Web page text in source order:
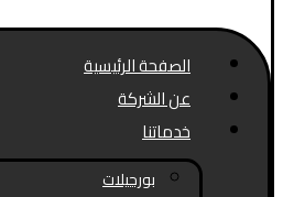
الصفحة الرئيسية
عن الشركة
خدماتنا
بورجيلات